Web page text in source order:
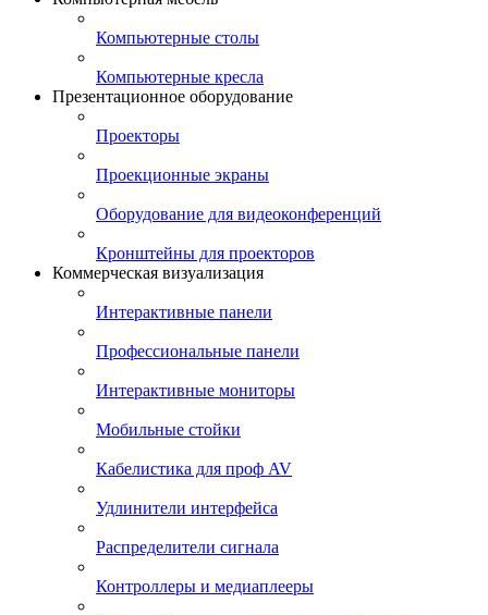
Компьютерные столы
Компьютерные кресла
Презентационное оборудование
Проекторы
Проекционные экраны
Оборудование для видеоконференций
Кронштейны для проекторов
Коммерческая визуализация
Интерактивные панели
Профессиональные панели
Интерактивные мониторы
Мобильные стойки
Кабелистика для проф AV
Удлинители интерфейса
Распределители сигнала
Контроллеры и медиаплееры